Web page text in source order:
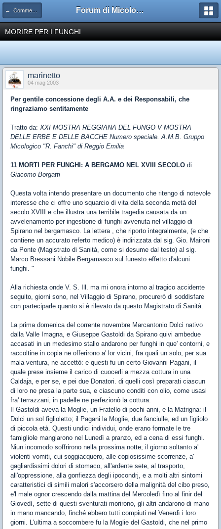
← Commestibilità dei funghi Forum di Micologia AMB Gruppo di Muggia e del Carso
MORIRE PER I FUNGHI
marinetto
04 mag 2003
Per gentile concessione degli A.A. e dei Responsabili, che
ringraziamo sentitamente
Tratto da: XXI MOSTRA REGGIANA DEL FUNGO V MOSTRA
DELLE ERBE E DELLE BACCHE Numero speciale. A.M.B. Gruppo
Micologico "R. Fanchi" di Reggio Emilia
11 MORTI PER FUNGHI: A BERGAMO NEL XVIII SECOLO di
Giacomo Borgatti
Questa volta intendo presentare un documento che ritengo di notevole
interesse che ci offre uno squarcio di vita della seconda metà del
secolo XVIII e che illustra una terribile tragedia causata da un
avvelenamento per ingestione di funghi avvenuta nel villaggio di
Spirano nel bergamasco. La lettera , che riporto integralmente, (e che
contiene un accurato referto medico) è indirizzata dal sig. Gio. Maironi
da Ponte (Magistrato di Sanità, come si desume dal testo) al sig.
Marco Bressani Nobile Bergamasco sul funesto effetto d'alcuni
funghi. "
Alla richiesta onde V. S. Ill. ma mi onora intorno al tragico accidente
seguito, giorni sono, nel Villaggio di Spirano, procurerò di soddisfare
con parteciparle quanto si è rilevato da questo Magistrato di Sanità.
La prima domenica del corrente novembre Marcantonio Dolci nativo
dalla Valle Imagna, e Giuseppe Gastoldi da Spirano quivi ambedue
accasati in un medesimo stallo andarono per funghi in que' contorni, e
raccoltine in copia ne offerirono a' lor vicini, fra quali un solo, per sua
mala ventura, ne accettò: e questi fu un certo Giovanni Pagani, il
quale prese insieme il carico di cuocerli a mezza cottura in una
Caldaja, e per se, e pei due Donatori. di quelli così preparati ciascun
di loro ne presa la parte sua, e ciascuno conditi con olio, come usasi
fra' terrazzani, in padelle ne perfezionò la cottura.
Il Gastoldi aveva la Moglie, un Fratello di pochi anni, e la Matrigna: il
Dolci un sol figlioletto; il Pagani la Moglie, due fanciulle, ed un figliolo
di piccola età. Questi undici individui, onde erano formate le tre
famigliole mangiarono nel Lunedì a pranzo, ed a cena di essi funghi.
Niun incomodo soffrirono nella prossima notte; il giorno soltanto a'
violenti vomiti, cui soggiacquero, alle copiosissime scorrenze, a'
gagliardissimi dolori di stomaco, all'ardente sete, al trasporto,
all'oppressione, alla gonfiezza degli ipocondrj, e a molti altri sintomi
caratteristici di simili malori s'accorsero della malignità del cibo preso,
e'l male ognor crescendo dalla mattina del Mercoledì fino al finir del
Giovedì, sette di questi sventurati morirono, gli altri andarono di mano
in mano mancando, finché ebbero tutti compiuti nel Venerdì i loro
giorni. L'ultima a soccombere fu la Moglie del Gastoldi, che nel primo